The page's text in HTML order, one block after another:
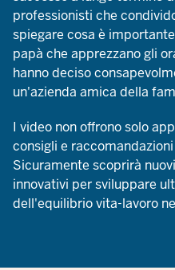
professionisti che
spiegare cosa è
papà che apprezzano gli
hanno deciso
un'azienda amica della
I video non offrono solo
consigli e
Sicuramente scoprirà
innovativi per sviluppare
dell'equilibrio vita-lavoro